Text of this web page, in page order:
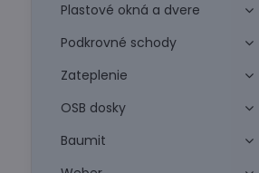
Plastové okná a dvere
Podkrovné schody
Zateplenie
OSB dosky
Baumit